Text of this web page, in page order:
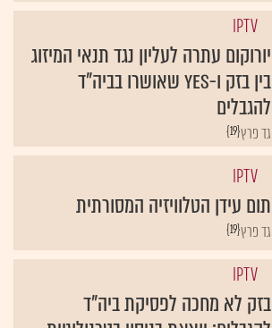
IPTV
יורוקום עתרה לעליון נגד תנאי המיזוג
בין בזק ו-yes שאושרו בביה"ד
להגבלים
{19}גד פרץ
IPTV
תום עידן הטלוויזיה המסורתית
{19}גד פרץ
IPTV
בזק לא מחכה לפסיקת ביה"ד